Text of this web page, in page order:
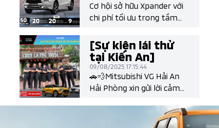
Cơ hội sở hữu Xpander với
chi phí tối ưu trong tầm
đãi siêu hấp dẫn lên đến 82
triệu đồng (*) từ Mitsubishi
Motors Việt Nam
[Sự kiện lái thử
tại Kiến An]
09/08/2025 17:15:44
🚗💨Mitsubishi VG Hải An
Hải Phòng xin gửi lời cảm
khách hàng đã dành thời
gian tham gia sự kiện lái